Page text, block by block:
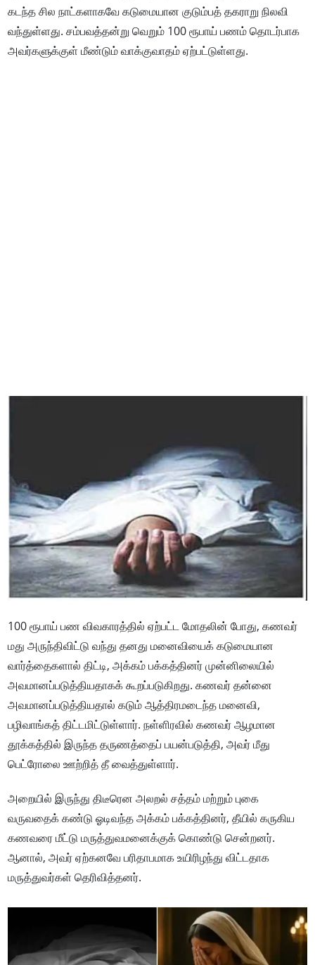
கடந்த சில நாட்களாகவே கடுமையான குடும்பத் தகராறு நிலவி
வந்துள்ளது. சம்பவத்தன்று வெறும் 100 ரூபாய் பணம் தொடர்பாக
அவர்களுக்குள் மீண்டும் வாக்குவாதம் ஏற்பட்டுள்ளது.
100 ரூபாய் பண விவகாரத்தில் ஏற்பட்ட மோதலின் போது, கணவர்
மது அருந்திவிட்டு வந்து தனது மனைவியைக் கடுமையான
வார்த்தைகளால் திட்டி, அக்கம் பக்கத்தினர் முன்னிலையில்
அவமானப்படுத்தியதாகக் கூறப்படுகிறது. கணவர் தன்னை
அவமானப்படுத்தியதால் கடும் ஆத்திரமடைந்த மனைவி,
பழிவாங்கத் திட்டமிட்டுள்ளார். நள்ளிரவில் கணவர் ஆழமான
தூக்கத்தில் இருந்த தருணத்தைப் பயன்படுத்தி, அவர் மீது
பெட்ரோலை ஊற்றித் தீ வைத்துள்ளார்.
அறையில் இருந்து திடீரென அலறல் சத்தம் மற்றும் புகை
வருவதைக் கண்டு ஓடிவந்த அக்கம் பக்கத்தினர், தீயில் கருகிய
கணவரை மீட்டு மருத்துவமனைக்குக் கொண்டு சென்றனர்.
ஆனால், அவர் ஏற்கனவே பரிதாபமாக உயிரிழந்து விட்டதாக
மருத்துவர்கள் தெரிவித்தனர்.